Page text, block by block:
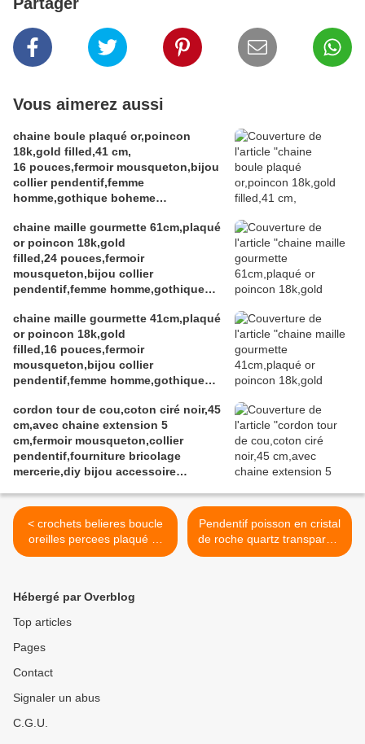
Vous aimerez aussi
chaine boule plaqué or,poincon
18k,gold filled,41 cm,
16 pouces,fermoir mousqueton,bijou
collier pendentif,femme
homme,gothique boheme
victorien,kawaii,cadeau fete
ceremonie,anniversaire retraite
noel,st valentin mariage,amour amitié
chaine maille gourmette 61cm,plaqué
or poincon 18k,gold
filled,24 pouces,fermoir
mousqueton,bijou collier
pendentif,femme homme,gothique
victorien,kawa
chaine maille gourmette 41cm,plaqué
or poincon 18k,gold
filled,16 pouces,fermoir
mousqueton,bijou collier
pendentif,femme homme,gothique
victorien,kawaii,cadeau fete
ceremonie,anniversaire retraite
noel,st valentin mariage,amour amitié
cordon tour de cou,coton ciré noir,45
cm,avec chaine extension 5
cm,fermoir mousqueton,collier
pendentif,fourniture bricolage
mercerie,diy bijou accessoire
kawaii,boheme victorien
edouardien,ateliers du fait mains
< crochets belieres boucle
oreilles percees plaqué or
20x25mm,accrochez vos
mercerie,diy bijou
doré,boho bobo
gothique,victorien baroque
mains,cadeau fete
anniversaire noel
Pendentif poisson en cristal
de roche quartz transparent
pierre precieuse fine,avec
Hébergé par Overblog
Top articles
Pages
Contact
Signaler un abus
C.G.U.